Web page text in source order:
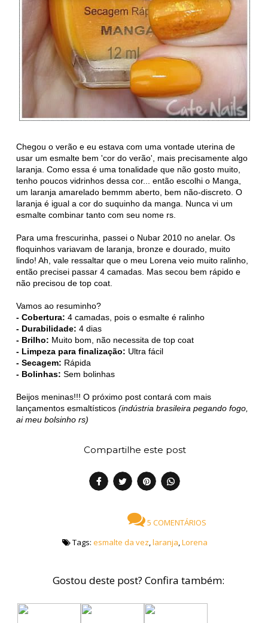
Chegou o verão e eu estava com uma vontade uterina de
usar um esmalte bem 'cor do verão', mais precisamente algo
laranja. Como essa é uma tonalidade que não gosto muito,
tenho poucos vidrinhos dessa cor... então escolhi o Manga,
um laranja amarelado bemmm aberto, bem não-discreto. O
laranja é igual a cor do suquinho da manga. Nunca vi um
esmalte combinar tanto com seu nome rs.
Para uma frescurinha, passei o Nubar 2010 no anelar. Os
floquinhos variavam de laranja, bronze e dourado, muito
lindo! Ah, vale ressaltar que o meu Lorena veio muito ralinho,
então precisei passar 4 camadas. Mas secou bem rápido e
não precisou de top coat.
Vamos ao resuminho?
- Cobertura: 4 camadas, pois o esmalte é ralinho
- Durabilidade: 4 dias
- Brilho: Muito bom, não necessita de top coat
- Limpeza para finalização: Ultra fácil
- Secagem: Rápida
- Bolinhas: Sem bolinhas
Beijos meninas!!! O próximo post contará com mais
lançamentos esmaltísticos(indústria brasileira pegando fogo,
ai meu bolsinho rs)
Compartilhe este post
5 COMENTÁRIOS
Tags: esmalte da vez,laranja,Lorena
Gostou deste post? Confira também: